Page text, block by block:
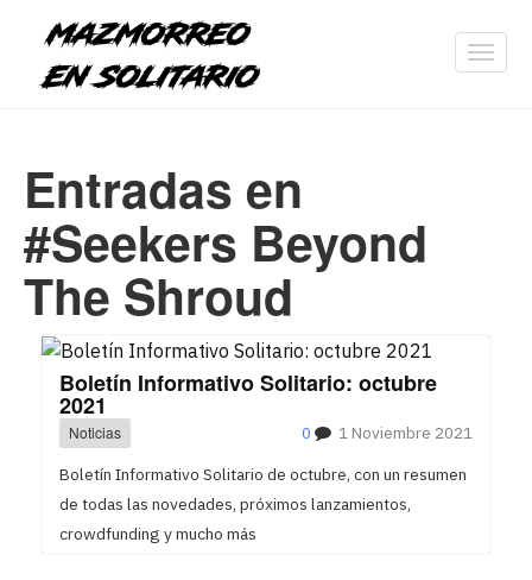
Entradas en
#Seekers Beyond
The Shroud
Boletín Informativo Solitario: octubre
2021
Noticias 1 Noviembre 2021
0
Boletín Informativo Solitario de octubre, con un resumen
de todas las novedades, próximos lanzamientos,
crowdfunding y mucho más